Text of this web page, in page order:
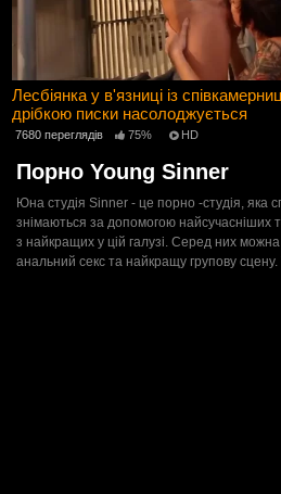
Лесбіянка у в'язниці із
дрібкою писки насолоджується
7680 переглядів 75% HD
Порно Young Sinner
Юна студія Sinner - це порно -студія, яка
знімаються за допомогою найсучасніших
з найкращих у цій галузі. Серед них
анальний секс та найкращу групову